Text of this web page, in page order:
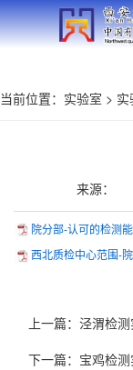
当前位置： 实验室 > 实
来源：
院分部-认可的检测
西北质检中心范围-
上一篇： 泾渭检
下一篇： 宝鸡检